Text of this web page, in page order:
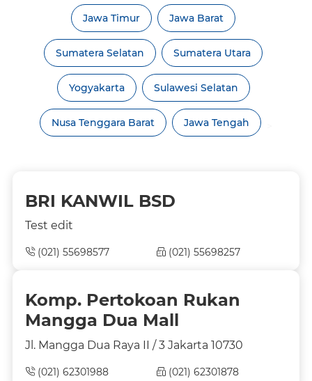
Jawa Timur Jawa Barat
Sumatera Selatan Sumatera Utara
Yogyakarta Sulawesi Selatan
Nusa Tenggara Barat Jawa Tengah
BRI KANWIL BSD
Test edit
(021) 55698577 (021) 55698257
Komp. Pertokoan Rukan
Mangga Dua Mall
Jl. Mangga Dua Raya II / 3 Jakarta 10730
(021) 62301988 (021) 62301878